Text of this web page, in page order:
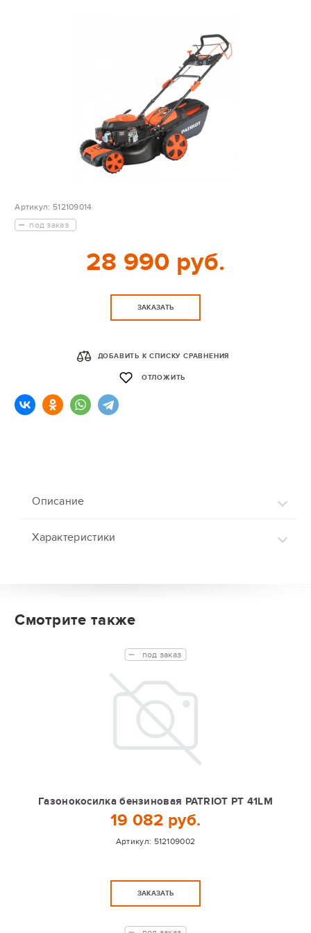
Артикул: 512109014
под заказ
28 990 руб.
ЗАКАЗАТЬ
ДОБАВИТЬ К СПИСКУ СРАВНЕНИЯ
ОТЛОЖИТЬ
Описание
Характеристики
Смотрите также
Газонокосилка бензиновая PATRIOT PT 41LM
19 082 руб.
Артикул: 512109002
под заказ
ЗАКАЗАТЬ